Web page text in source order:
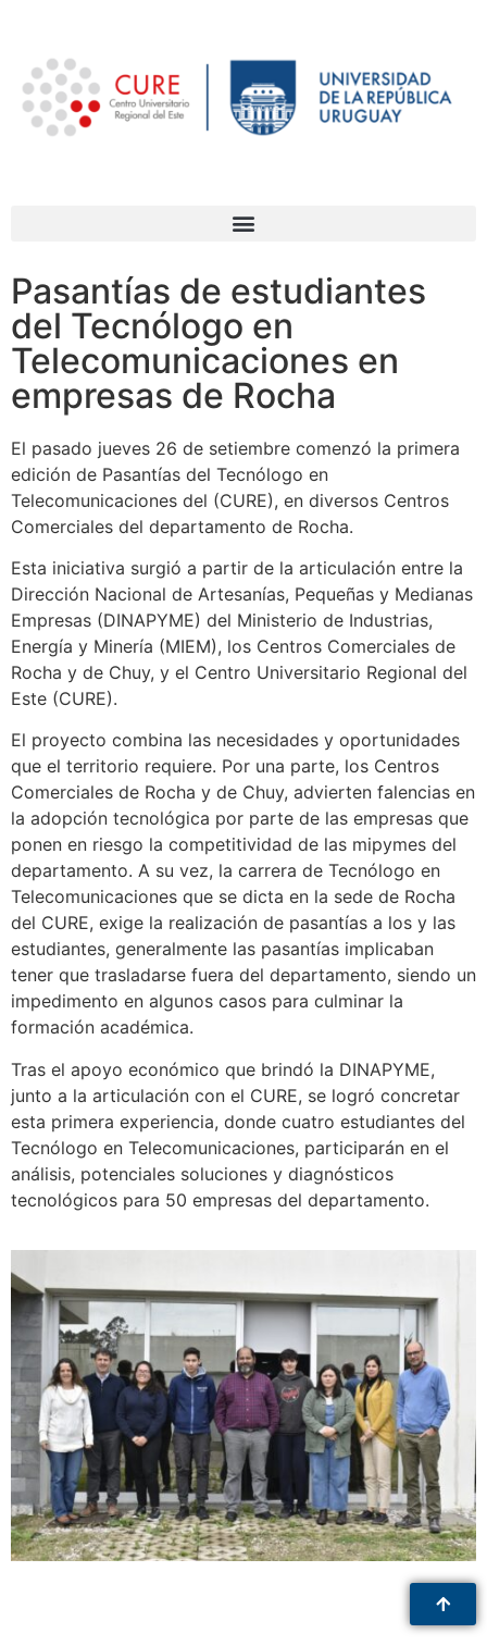
Pasantías de estudiantes
del Tecnólogo en
Telecomunicaciones en
empresas de Rocha
El pasado jueves 26 de setiembre comenzó la primera
edición de Pasantías del Tecnólogo en
Telecomunicaciones del (CURE), en diversos Centros
Comerciales del departamento de Rocha.
Esta iniciativa surgió a partir de la articulación entre la
Dirección Nacional de Artesanías, Pequeñas y Medianas
Empresas (DINAPYME) del Ministerio de Industrias,
Energía y Minería (MIEM), los Centros Comerciales de
Rocha y de Chuy, y el Centro Universitario Regional del
Este (CURE).
El proyecto combina las necesidades y oportunidades
que el territorio requiere. Por una parte, los Centros
Comerciales de Rocha y de Chuy, advierten falencias en
la adopción tecnológica por parte de las empresas que
ponen en riesgo la competitividad de las mipymes del
departamento. A su vez, la carrera de Tecnólogo en
Telecomunicaciones que se dicta en la sede de Rocha
del CURE, exige la realización de pasantías a los y las
estudiantes, generalmente las pasantías implicaban
tener que trasladarse fuera del departamento, siendo un
impedimento en algunos casos para culminar la
formación académica.
Tras el apoyo económico que brindó la DINAPYME,
junto a la articulación con el CURE, se logró concretar
esta primera experiencia, donde cuatro estudiantes del
Tecnólogo en Telecomunicaciones, participarán en el
análisis, potenciales soluciones y diagnósticos
tecnológicos para 50 empresas del departamento.